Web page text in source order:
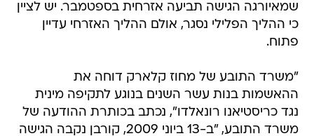
שמאיורגה הגישה תביעה אזרחית בספטמבר. יש לציין
כי ההליך הפלילי נסגר, אולם ההליך האזרחי עדיין
פתוח.
"משרד התובע של מחוז קלארק דוחה את
ההאשמות בנות עשר השנים בנוגע לתקיפה מינית
נגד כריסטיאנו רונאלדו", נכתב בכותרת ההודעה של
משרד התובע, "ב-13 ביוני 2009, קורבן נקבה הגישה